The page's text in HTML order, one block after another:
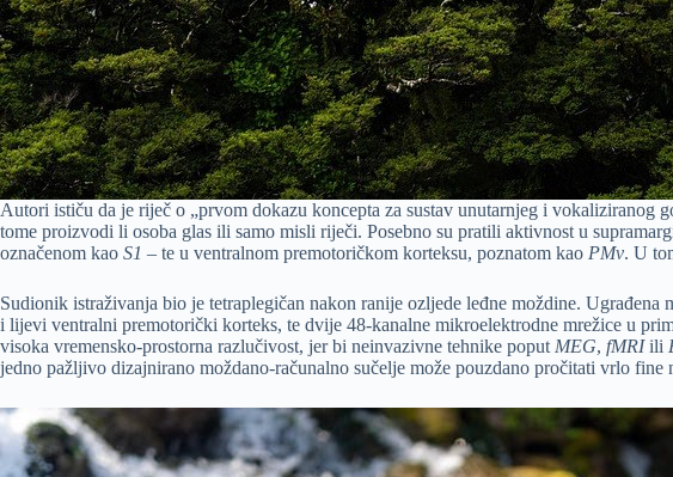
Autori ističu da je riječ o „prvom dokazu koncepta za sustav unutarnjeg i
tome proizvodi li osoba glas ili samo misli riječi. Posebno su pratili aktivnost u
označenom kao S1 – te u ventralnom premotoričkom korteksu, poznatom kao PMv. U
Sudionik istraživanja bio je tetraplegičan nakon ranije ozljede leđne moždine. Ugrađena
i lijevi ventralni premotorički korteks, te dvije 48-kanalne mikroelektrodne mrežice u
visoka vremensko-prostorna razlučivost, jer bi neinvazivne tehnike poput MEG, fMRIili
jedno pažljivo dizajnirano moždano-računalno sučelje može pouzdano pročitati vrlo fine